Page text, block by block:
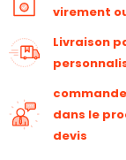
virement
Livraison
dans le
devis